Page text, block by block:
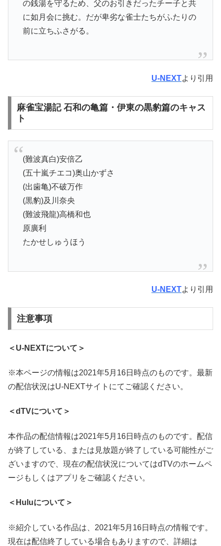
の銭湯を守るため、父のお引きだったチー子と共
に如月会に挑む。だが卑劣な雀士たちがふたりの
前に立ちふさがる。
U-NEXTより引用
麻雀宝湯記 石和の亀篇・伊東の黒豹篇のキャス
ト
(難波真白)安倍乙
(五十嵐チエコ)奥山かずさ
(出歯亀)不破万作
(黒豹)及川奈央
(難波飛龍)高橋和也
原廣利
たかせしゅうほう
U-NEXTより引用
注意事項
＜U-NEXTについて＞
※本ページの情報は2021年5月16日時点のものです。最新
の配信状況はU-NEXTサイトにてご確認ください。
＜dTVについて＞
本作品の配信情報は2021年5月16日時点のものです。配信
が終了している、または見放題が終了している可能性がご
ざいますので、現在の配信状況についてはdTVのホームペ
ージもしくはアプリをご確認ください。
＜Huluについて＞
※紹介している作品は、2021年5月16日時点の情報です。
現在は配信終了している場合もありますので、詳細は